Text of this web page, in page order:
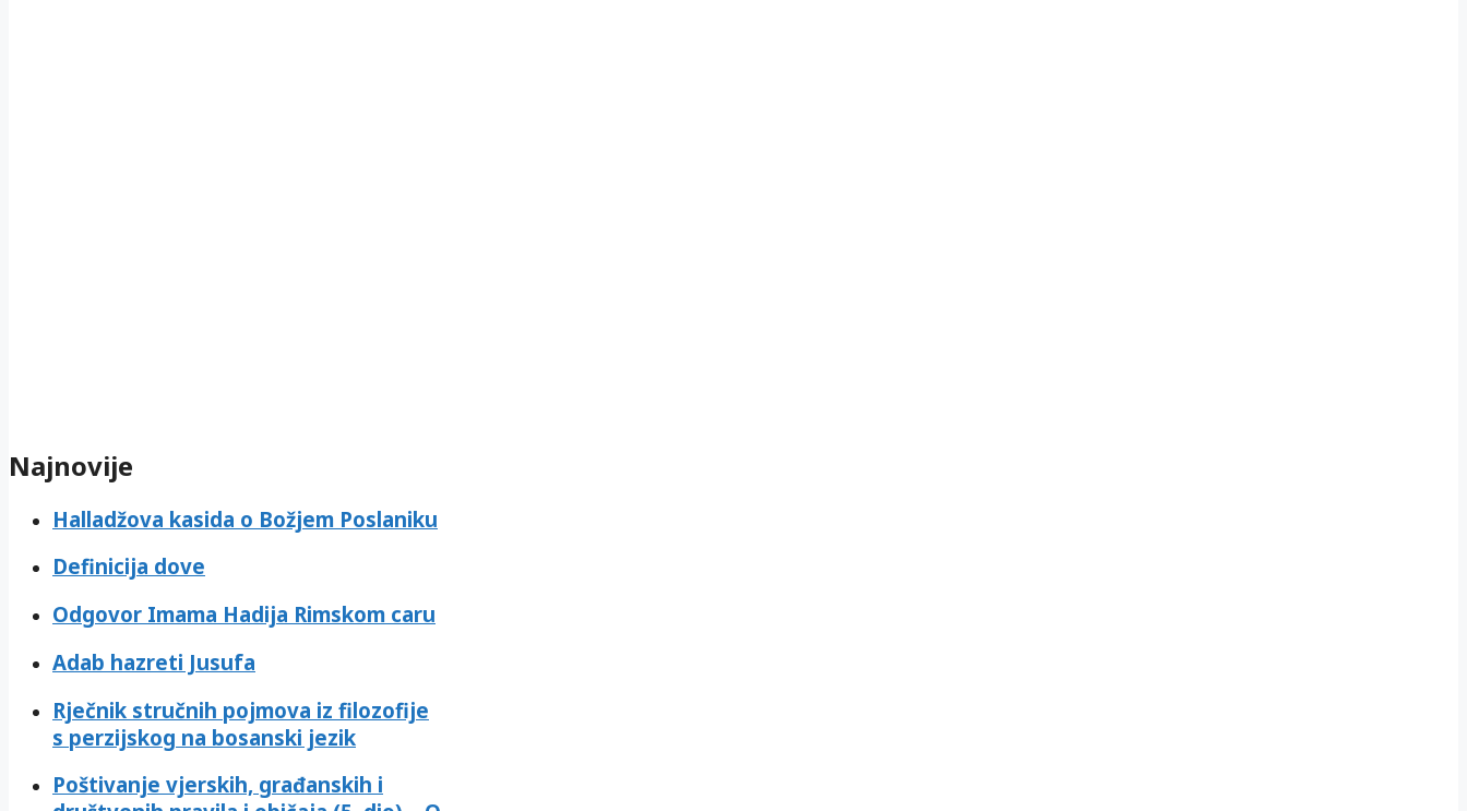
Najnovije
Halladžova kasida o Božjem Poslaniku
Definicija dove
Odgovor Imama Hadija Rimskom caru
Adab hazreti Jusufa
Rječnik stručnih pojmova iz filozofije
s perzijskog na bosanski jezik
Poštivanje vjerskih, građanskih i